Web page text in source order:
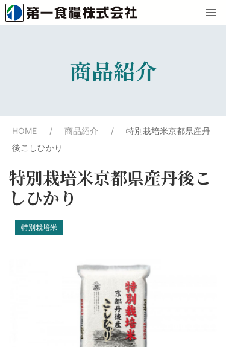
商品紹介
HOME 商品紹介
特別栽培米京都県産丹
後こしひかり
特別栽培米京都県産丹後こ
しひかり
特別栽培米